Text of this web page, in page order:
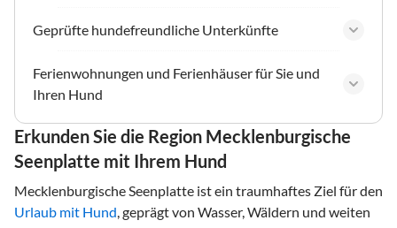
Geprüfte hundefreundliche Unterkünfte
Ferienwohnungen und Ferienhäuser für Sie und
Ihren Hund
Erkunden Sie die Region Mecklenburgische
Seenplatte mit Ihrem Hund
Mecklenburgische Seenplatte ist ein traumhaftes Ziel für den
Urlaub mit Hund , geprägt von Wasser, Wäldern und weiten